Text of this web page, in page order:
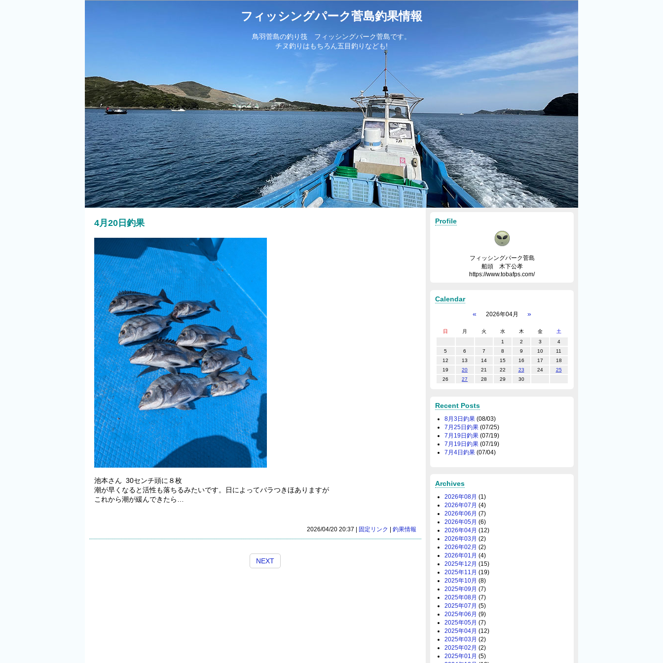
フィッシングパーク菅島釣果情報
鳥羽菅島の釣り筏 フィッシングパーク菅島です。
チヌ釣りはもちろん五目釣りなども!
4月20日釣果
池本さん 30センチ頭に８枚
潮が早くなると活性も落ちるみたいです。日によってバラつきほありますが
これから潮が緩んできたら…
2026/04/20 20:37 | 固定リンク | 釣果情報
NEXT
Profile
フィッシングパーク菅島
船頭 木下公孝
https://www.tobafps.com/
Calendar
«
2026年04月 »
日 月 火 水 木 金
土
1
2 3
4
5
6 7 8 9 10
11
12
13 14 15 16 17
18
19
20 21 22 23 24
25
26
27 28 29 30
Recent Posts
8月3日釣果 (08/03)
7月25日釣果 (07/25)
7月19日釣果 (07/19)
7月19日釣果 (07/19)
7月4日釣果 (07/04)
Archives
2026年08月 (1)
2026年07月 (4)
2026年06月 (7)
2026年05月 (6)
2026年04月 (12)
2026年03月 (2)
2026年02月 (2)
2026年01月 (4)
2025年12月 (15)
2025年11月 (19)
2025年10月 (8)
2025年09月 (7)
2025年08月 (7)
2025年07月 (5)
2025年06月 (9)
2025年05月 (7)
2025年04月 (12)
2025年03月 (2)
2025年02月 (2)
2025年01月 (5)